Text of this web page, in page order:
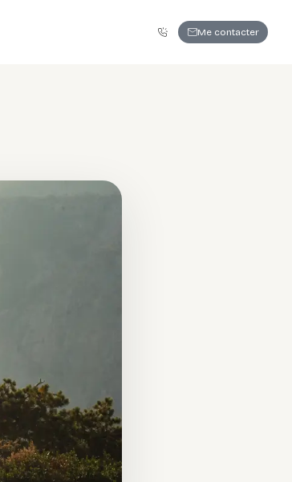
06 86 63 79 28
Me contacter